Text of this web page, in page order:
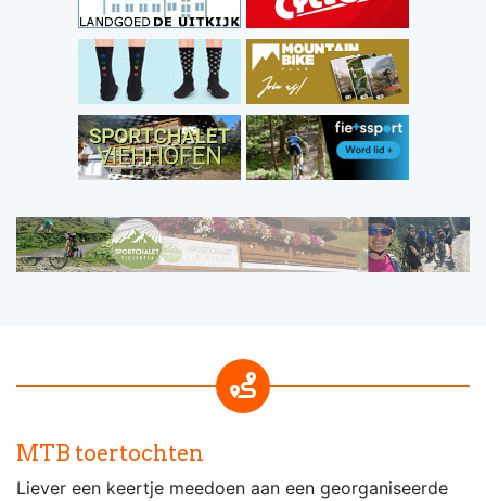
MTB toertochten
Liever een keertje meedoen aan een georganiseerde